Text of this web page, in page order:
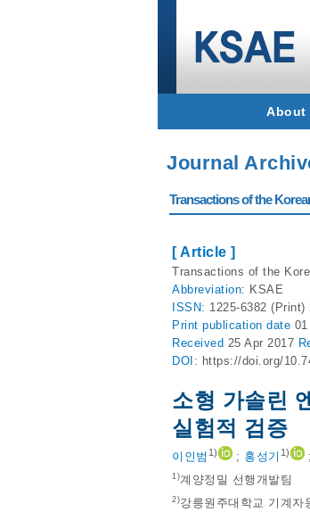
About
Journal
Transactions of the
[ Article ]
Transactions of the
Abbreviation: KSAE
ISSN: 1225-6382 (Print)
Print publication date
Received 25 Apr 2017
DOI: https://doi.org/
소형 가솔린
실험적 검증
이인범 1) ; 홍성기 1) ;
1)계양정밀 선행개발팀
2)강릉원주대학교 기계자